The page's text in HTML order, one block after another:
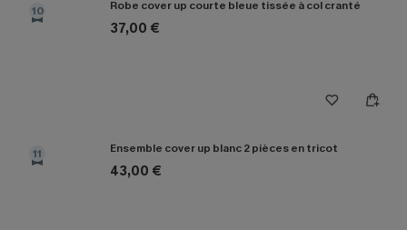
10 Robe cover up courte bleue tissée à col cranté
37,00 €
11 Ensemble cover up blanc 2 pièces en tricot
43,00 €